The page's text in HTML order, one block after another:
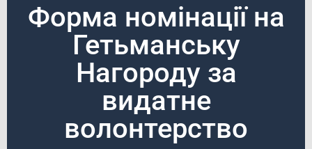
Форма номінації на
Гетьманську
Нагороду за
видатне
волонтерство